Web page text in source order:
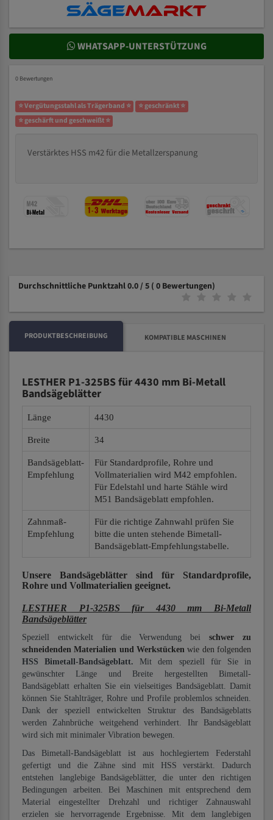
WHATSAPP-UNTERSTÜTZUNG
0 Bewertungen
⭐ Vergütungsstahl als Trägerband ⭐
⭐ geschränkt ⭐
⭐ geschärft und geschweißt ⭐
Verstärktes HSS m42 für die Metallzerspanung
Durchschnittliche Punktzahl 0.0 / 5 ( 0 Bewertungen)
PRODUKTBESCHREIBUNG KOMPATIBLE MASCHINEN
LESTHER P1-325BS für 4430 mm Bi-Metall
Bandsägeblätter
Länge 4430
Breite 34
Bandsägeblatt-
Empfehlung
Für Standardprofile, Rohre und
Vollmaterialien wird M42 empfohlen.
Für Edelstahl und harte Stähle wird
M51 Bandsägeblatt empfohlen.
Zahnmaß-
Empfehlung
Für die richtige Zahnwahl prüfen Sie
bitte die unten stehende Bimetall-
Bandsägeblatt-Empfehlungstabelle.
Unsere Bandsägeblätter sind für Standardprofile,
Rohre und Vollmaterialien geeignet.
LESTHER P1-325BS für 4430 mm Bi-Metall
Bandsägeblätter
Speziell entwickelt für die Verwendung beischwer zu
schneidenden Materialien und Werkstücken wie den folgenden
HSS Bimetall-Bandsägeblatt. Mit dem speziell für Sie in
gewünschter Länge und Breite hergestellten Bimetall-
Bandsägeblatt erhalten Sie ein vielseitiges Bandsägeblatt. Damit
können Sie Stahlträger, Rohre und Profile problemlos schneiden.
Dank der speziell entwickelten Struktur des Bandsägeblatts
werden Zahnbrüche weitgehend verhindert. Ihr Bandsägeblatt
wird sich mit minimaler Vibration bewegen.
Das Bimetall-Bandsägeblatt ist aus hochlegiertem Federstahl
gefertigt und die Zähne sind mit HSS verstärkt. Dadurch
entstehen langlebige Bandsägeblätter, die unter den richtigen
Bedingungen arbeiten. Bei Maschinen mit entsprechend dem
Material eingestellter Drehzahl und richtiger Zahnauswahl
erzielen sie hervorragende Ergebnisse. Mit dem langlebigen